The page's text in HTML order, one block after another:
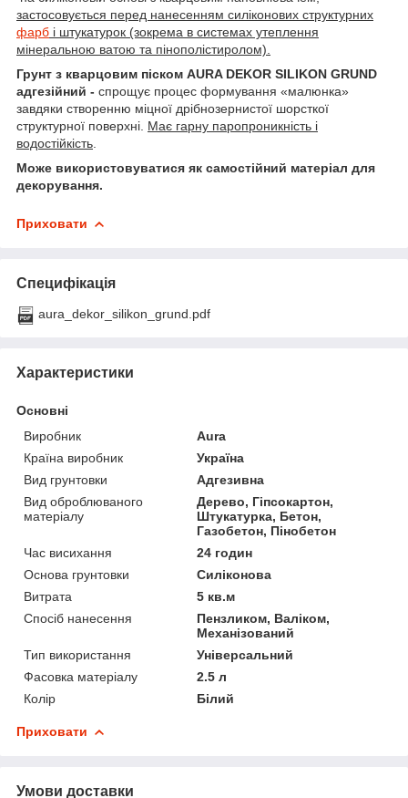
застосовується перед нанесенням силіконових структурних
фарб і штукатурок (зокрема в системах утеплення
мінеральною ватою та пінополістиролом).
Грунт з кварцовим піском AURA DEKOR SILIKON GRUND
адгезійний - спрощує процес формування «малюнка»
завдяки створенню міцної дрібнозернистої шорсткої
структурної поверхні. Має гарну паропроникність і
водостійкість
Може використовуватися як самостійний матеріал для
декорування.
Приховати
Специфікація
aura_dekor_silikon_grund.pdf
Характеристики
Основні
Виробник
Aura
Країна виробник
Україна
Вид грунтовки
Адгезивна
Вид оброблюваного
матеріалу
Дерево, Гіпсокартон,
Штукатурка, Бетон,
Газобетон, Пінобетон
Час висихання
24 годин
Основа грунтовки
Силіконова
Витрата
5 кв.м
Спосіб нанесення
Пензликом, Валіком,
Механізований
Тип використання
Універсальний
Фасовка матеріалу
2.5 л
Колір
Білий
Приховати
Умови доставки